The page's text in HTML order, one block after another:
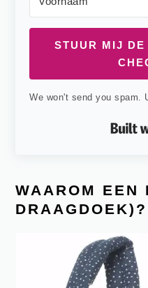
STUUR MIJ
We won't send you spam.
WAAROM EEN
DRAAGDOEK)?